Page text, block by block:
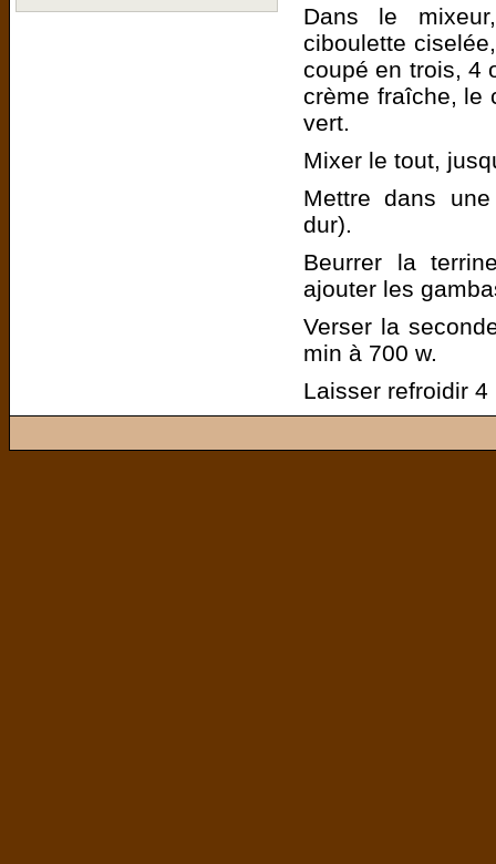
Dans le
ciboulette
coupé en trois, 4
crème fraîche, le
vert.
Mixer le tout,
Mettre dans
dur).
Beurrer la
ajouter les
Verser la
min à 700 w.
Laisser refroidir